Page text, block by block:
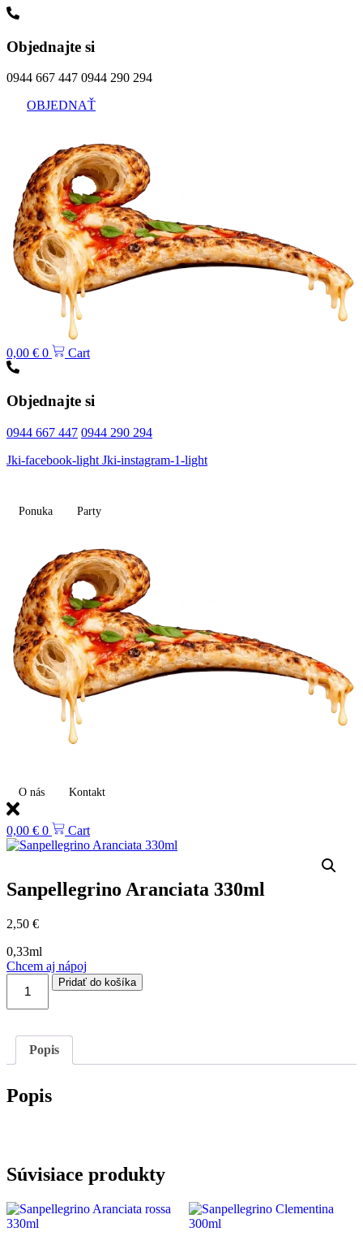
Preskočiť
obsah
Objednajte si
0944 667 447 0944 290 294
OBJEDNAŤ
0,00 € 0 Cart
Objednajte si
0944 667 447 0944 290 294
Jki-facebook-light Jki-instagram-1-light
Ponuka Party
O nás Kontakt
0,00 € 0 Cart
Sanpellegrino Aranciata 330ml
2,50 €
0,33ml
Chcem aj nápoj
množstvo
Sanpellegrino
Aranciata
Pridať do košíka
Popis
Popis
Súvisiace produkty